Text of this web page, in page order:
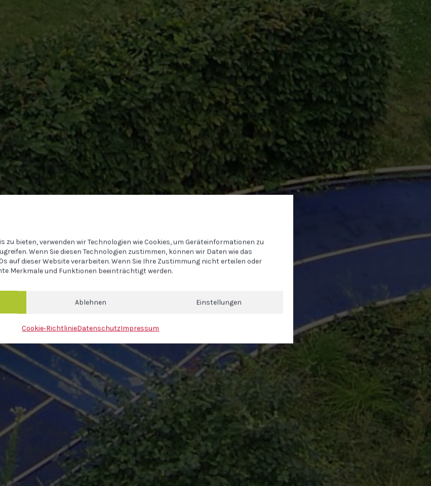
zu bieten, verwenden wir Technologien wie Cookies, um Geräteinformationen zu
Wenn Sie diesen Technologien zustimmen, können wir Daten wie das
auf dieser Website verarbeiten. Wenn Sie Ihre Zustimmung nicht erteilen oder
Merkmale und Funktionen beeinträchtigt werden.
Ablehnen Einstellungen
Cookie‐RichtlinieDatenschutzImpressum